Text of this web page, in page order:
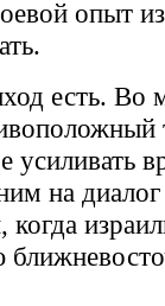
опыт
есть. Во
усиливать
на